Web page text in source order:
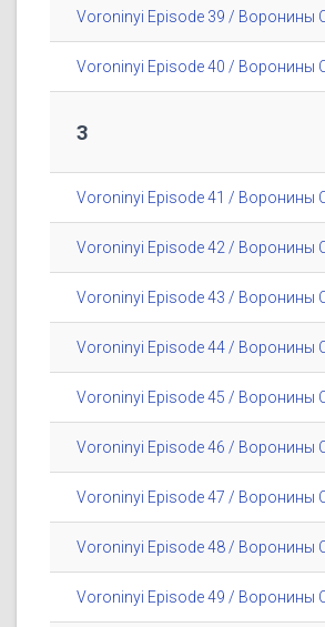
Voroninyi Episode 39 / Воронины
Voroninyi Episode 40 / Воронины
3
Voroninyi Episode 41 / Воронины
Voroninyi Episode 42 / Воронины
Voroninyi Episode 43 / Воронины
Voroninyi Episode 44 / Воронины
Voroninyi Episode 45 / Воронины
Voroninyi Episode 46 / Воронины
Voroninyi Episode 47 / Воронины
Voroninyi Episode 48 / Воронины
Voroninyi Episode 49 / Воронины